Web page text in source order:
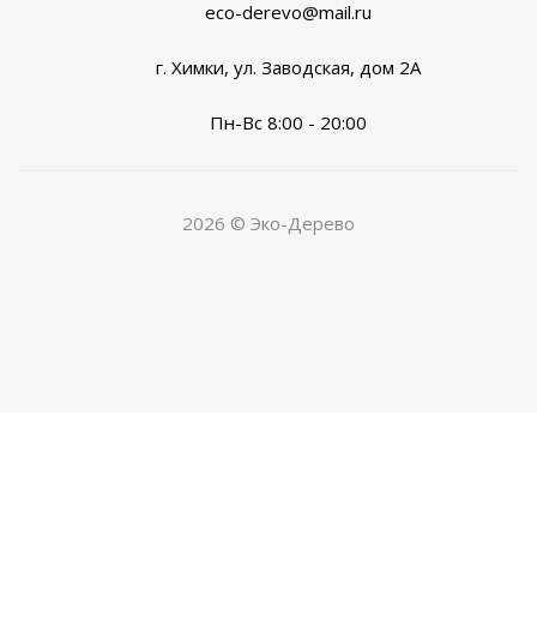
eco-derevo@mail.ru
г. Химки, ул. Заводская, дом 2А
Пн-Вс 8:00 - 20:00
2026 © Эко-Дерево